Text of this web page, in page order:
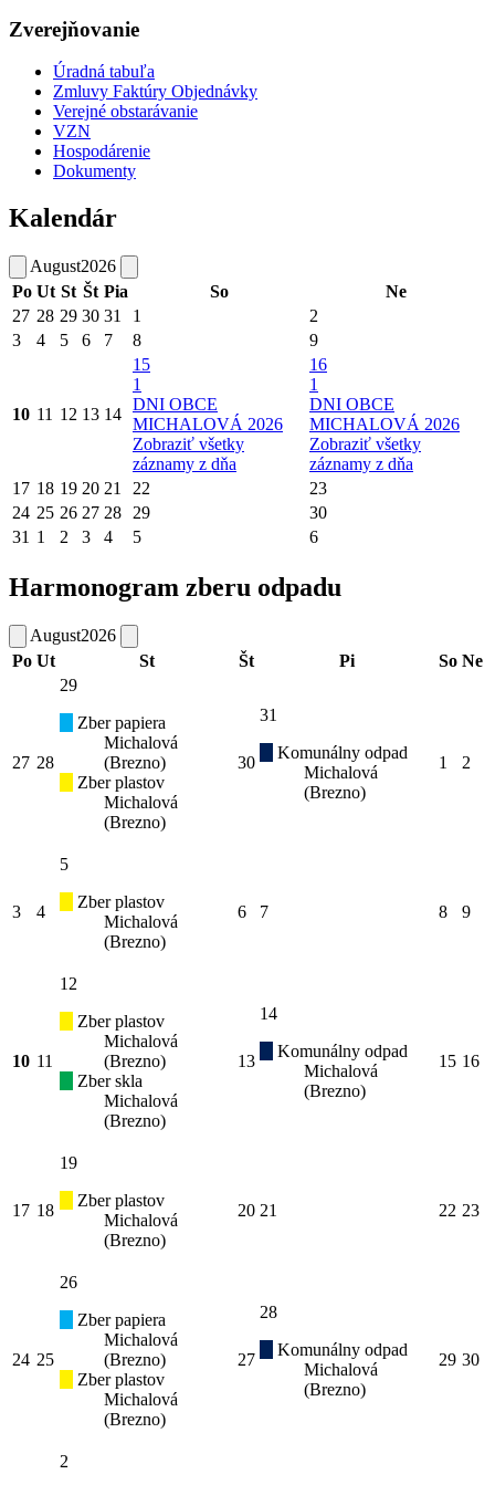
Zverejňovanie
Úradná tabuľa
Zmluvy Faktúry Objednávky
Verejné obstarávanie
VZN
Hospodárenie
Dokumenty
Kalendár
August2026
Po Ut St Št Pia So
Ne
27 28 29 30 31 1
2
3
4 5 6 7 8 9
10 11 12 13 14
15
1
DNI OBCE
MICHALOVÁ 2026
Zobraziť všetky
záznamy z dňa
16
1
DNI OBCE
MICHALOVÁ 2026
Zobraziť všetky
záznamy z dňa
17 18 19 20 21 22
23
24 25 26 27 28 29
30
31 1 2 3 4 5 6
Harmonogram zberu odpadu
August2026
Po Ut St Št Pi So Ne
27 28
29
Zber papiera
Michalová
(Brezno)
Zber plastov
Michalová
(Brezno)
30
31
Komunálny odpad
Michalová
(Brezno)
1 2
3 4
5
Zber plastov
Michalová
(Brezno)
6 7 8 9
10 11
12
Zber plastov
Michalová
(Brezno)
Zber skla
Michalová
(Brezno)
13
14
Komunálny odpad
Michalová
(Brezno)
15 16
17 18
19
Zber plastov
Michalová
(Brezno)
20 21 22 23
24 25
26
Zber papiera
Michalová
(Brezno)
Zber plastov
Michalová
(Brezno)
27
28
Komunálny odpad
Michalová
(Brezno)
29 30
2